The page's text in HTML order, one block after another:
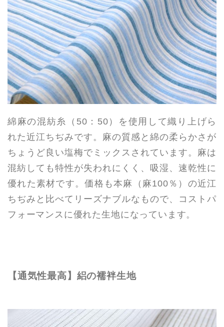
綿麻の混紡糸（50：50）を使用して織り上げら
れた近江ちぢみです。麻の質感と綿の柔らかさが
ちょうど良い塩梅でミックスされています。麻は
混紡しても特性が失われにくく、吸湿、速乾性に
優れた素材です。価格も本麻（麻100％）の近江
ちぢみと比べてリーズナブルなもので、コストパ
フォーマンスに優れた生地になっています。
【通気性最高】絽の襦袢生地